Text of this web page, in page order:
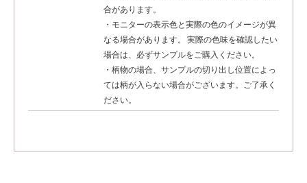
合があります。
・モニターの表示色と実際の色のイメージが異
なる場合があります。 実際の色味を確認したい
場合は、必ずサンプルをご購入ください。
・柄物の場合、サンプルの切り出し位置によっ
ては柄が入らない場合がございます。ご了承く
ださい。